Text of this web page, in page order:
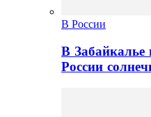
В России
В
России